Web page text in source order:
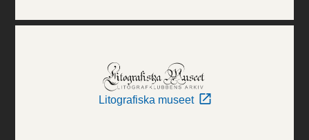
Litografiska museet